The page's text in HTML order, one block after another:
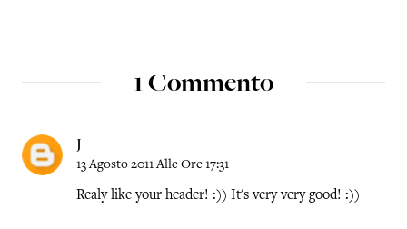
1 Commento
J
13 Agosto 2011 Alle Ore 17:31
Realy like your header! :)) It's very very good! :))